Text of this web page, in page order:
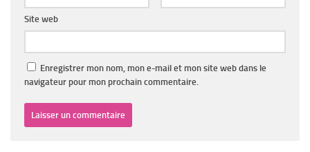
Site web
Enregistrer mon nom, mon e-mail et mon site web dans le
navigateur pour mon prochain commentaire.